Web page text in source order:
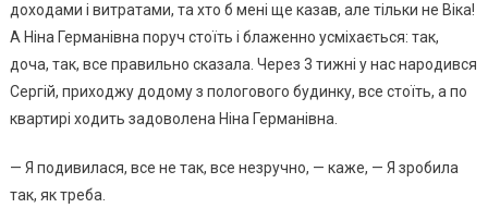
доходами і витратами, та хто б мені ще казав, але тільки не Віка!
А Ніна Германівна поруч стоїть і блаженно усміхається: так,
доча, так, все правильно сказала. Через 3 тижні у нас народився
Сергій, приходжу додому з пологового будинку, все стоїть, а по
квартирі ходить задоволена Ніна Германівна.
— Я подивилася, все не так, все незручно, — каже, — Я зробила
так, як треба.